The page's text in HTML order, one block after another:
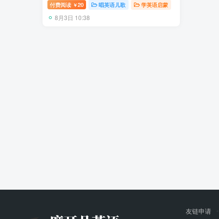
文字幕，百度网盘下载！
付费阅读 ￥20 唱英语儿歌 学英语启蒙
8月3日 10:38
友链申请